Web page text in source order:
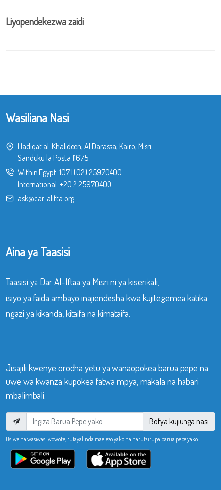
Liyopendekezwa zaidi
Wasiliana Nasi
Hadiqat al-Khalideen, Al Darassa, Kairo, Misri.
Sanduku la Posta 11675
Within Egypt: 107| (02) 25970400
International: +20 2 25970400
ask@dar-alifta.org
Aina ya Taasisi
Taasisi ya Dar Al-Iftaa ya Misri ni ya kiserikali,
isiyo ya faida ambayo inajiendesha kwa kujitegemea katika
ngazi ya kikanda, kitaifa na kimataifa.
Jisajili kwenye orodha yetu ya wanaopokea barua pepe na
uwe wa kwanza kupokea fatwa mpya, makala na habari
mbalimbali.
Bofya kujiunga nasi
Usiwe na wasiwasi wowote, tutayalinda maelezo yako na hatutaitupa barua pepe yako.